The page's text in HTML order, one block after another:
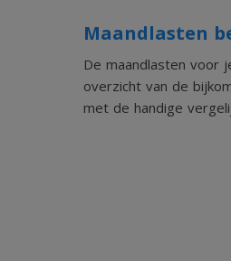
Maandlasten
De maandlasten voor
overzicht van de
met de handige